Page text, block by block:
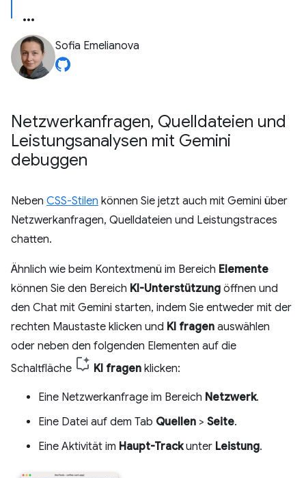
Sofia Emelianova
Netzwerkanfragen, Quelldateien und
Leistungsanalysen mit Gemini
debuggen
Neben CSS-Stilen können Sie jetzt auch mit Gemini über
Netzwerkanfragen, Quelldateien und Leistungstraces
chatten.
Ähnlich wie beim Kontextmenü im Bereich Elemente
können Sie den Bereich KI-Unterstützung öffnen und
den Chat mit Gemini starten, indem Sie entweder mit der
rechten Maustaste klicken und KI fragen auswählen
oder neben den folgenden Elementen auf die
Schaltfläche
KI fragen klicken:
Eine Netzwerkanfrage im Bereich Netzwerk.
Eine Datei auf dem Tab Quellen > Seite.
Eine Aktivität im Haupt-Trackunter Leistung.